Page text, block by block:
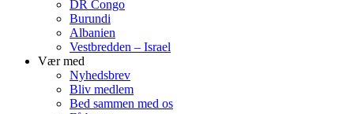
DR Congo
Burundi
Albanien
Vestbredden – Israel
Vær med
Nyhedsbrev
Bliv medlem
Bed sammen med os